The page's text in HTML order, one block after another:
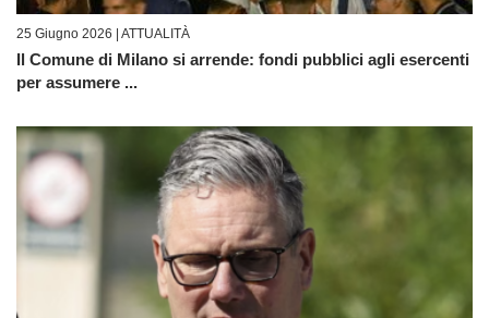
25 Giugno 2026 | ATTUALITÀ
Il Comune di Milano si arrende: fondi pubblici agli esercenti
per assumere ...